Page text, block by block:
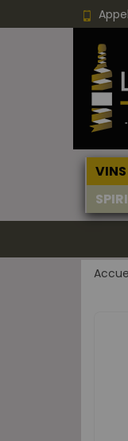
VINS